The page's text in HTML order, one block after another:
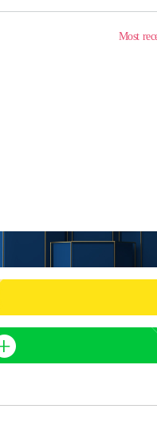
2
"바지 벗고 앞뒤로 돌아
서아, 기쁨조 검사 수치
3
김지수, '여행사 대표' 변
니…"
4
"여군 지원 막힌 UDT 훈
5
"신약 찾자"…정부 과제